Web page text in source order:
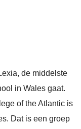
de middelste
in Wales gaat.
of the Atlantic is
Dat is een groep